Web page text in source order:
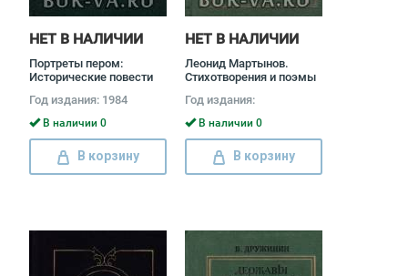
НЕТ В НАЛИЧИИ
Портреты пером:
Исторические повести
Год издания: 1984
В наличии 0
В корзину
НЕТ В НАЛИЧИИ
Леонид Мартынов.
Стихотворения и поэмы
Год издания:
В наличии 0
В корзину